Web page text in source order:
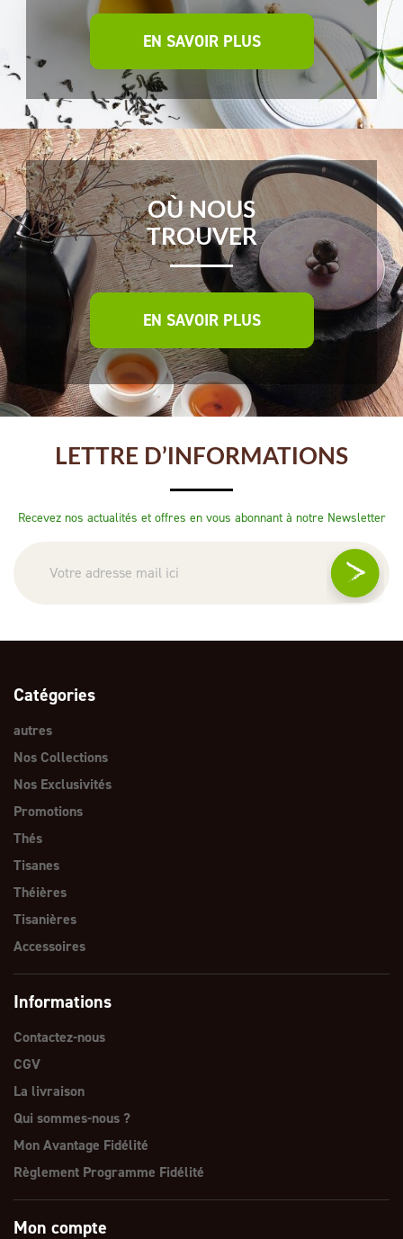
EN SAVOIR PLUS
OÙ NOUS
TROUVER
EN SAVOIR PLUS
LETTRE D’INFORMATIONS
Recevez nos actualités et offres en vous abonnant à notre Newsletter
Catégories
autres
Nos Collections
Nos Exclusivités
Promotions
Thés
Tisanes
Théières
Tisanières
Accessoires
Informations
Contactez-nous
CGV
La livraison
Qui sommes-nous ?
Mon Avantage Fidélité
Règlement Programme Fidélité
Mon compte